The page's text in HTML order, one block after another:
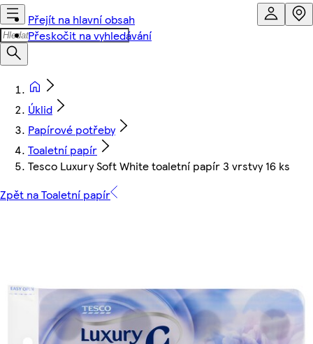
Přejít na hlavní obsah
Přeskočit na vyhledávání
Úklid
Papírové potřeby
Toaletní papír
Tesco Luxury Soft White toaletní papír 3 vrstvy 16 ks
Zpět na Toaletní papír